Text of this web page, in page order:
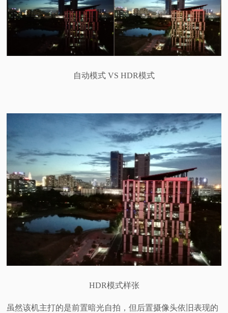
自动模式 VS HDR模式
HDR模式样张
虽然该机主打的是前置暗光自拍，但后置摄像头依旧表现的